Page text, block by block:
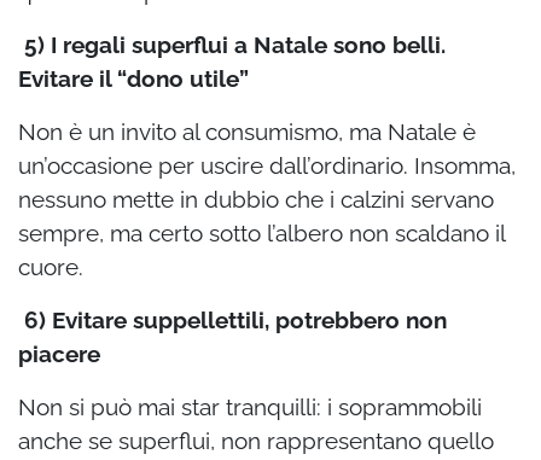
5) I regali superflui a Natale sono belli.
Evitare il “dono utile”
Non è un invito al consumismo, ma Natale è
un’occasione per uscire dall’ordinario. Insomma,
nessuno mette in dubbio che i calzini servano
sempre, ma certo sotto l’albero non scaldano il
cuore.
6) Evitare suppellettili, potrebbero non
piacere
Non si può mai star tranquilli: i soprammobili
anche se superflui, non rappresentano quello